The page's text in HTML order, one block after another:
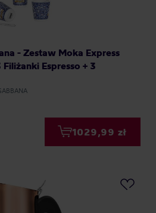
- Zestaw Moka Express
Espresso + 3
1029,99 zł